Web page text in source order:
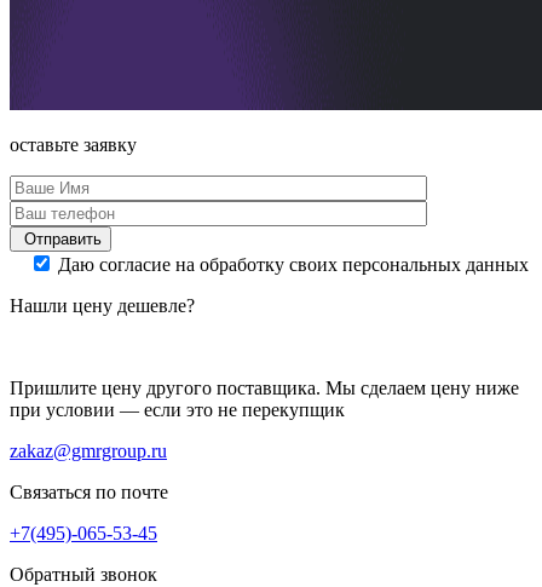
оставьте заявку
Отправить
Даю согласие на обработку своих персональных данных
Нашли цену дешевле?
Пришлите цену другого поставщика. Мы сделаем цену ниже
при условии — если это не перекупщик
zakaz@gmrgroup.ru
Связаться по почте
+7(495)-065-53-45
Обратный звонок